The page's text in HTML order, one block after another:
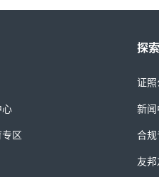
心
区
探
证
新
合规
友